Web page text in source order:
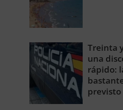
Treinta
una
rápido:
previsto